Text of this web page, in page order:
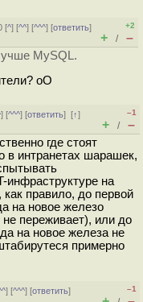
[^] [^^] [^^^] [ответить]
+2
+ / –
MySQL.
oO
] [^^^] [ответить][↑]
–1
+ / –
где стоят
в интранетах шарашек,
инфраструктуре на
правило, до первой
на новое железо
не переживает), или до
на новое железа не
примерно
] [^^^] [ответить]
–1